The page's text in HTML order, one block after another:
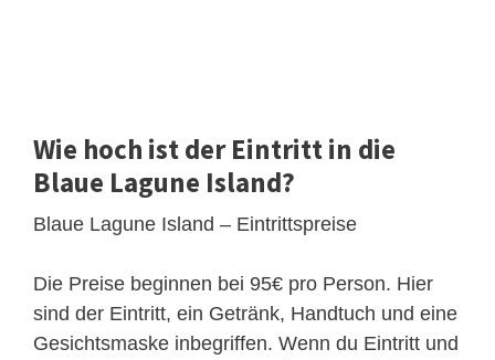
Wie hoch ist der Eintritt in die
Blaue Lagune Island?
Blaue Lagune Island – Eintrittspreise
Die Preise beginnen bei 95€ pro Person. Hier
sind der Eintritt, ein Getränk, Handtuch und eine
Gesichtsmaske inbegriffen. Wenn du Eintritt und